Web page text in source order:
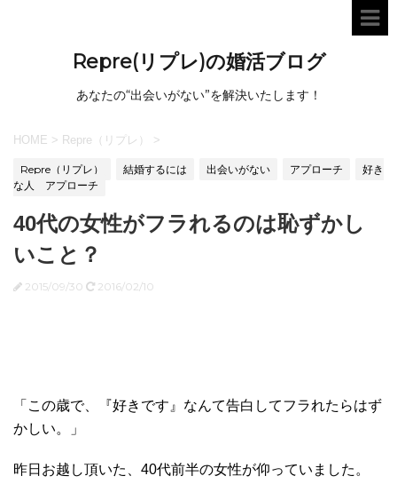
Repre(リプレ)の婚活ブログ
あなたの“出会いがない”を解決いたします！
HOME > Repre（リプレ） >
Repre（リプレ） 結婚するには 出会いがない アプローチ
好き
な人 アプローチ
40代の女性がフラれるのは恥ずかし
いこと？
2015/09/30 2016/02/10
「この歳で、『好きです』なんて告白してフラれたらはず
かしい。」
昨日お越し頂いた、40代前半の女性が仰っていました。